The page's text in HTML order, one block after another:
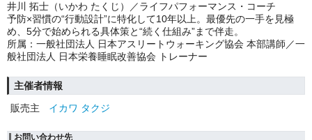
井川 拓士（いかわ たくじ）／ライフパフォーマンス・コーチ
予防×習慣の“行動設計”に特化して10年以上。最優先の一手を見極
め、5分で始められる具体策と“続く仕組み”まで伴走。
所属：一般社団法人 日本アスリートウォーキング協会 本部講師／一
般社団法人 日本栄養睡眠改善協会 トレーナー
主催者情報
販売主
イカワ タクジ
お問い合わせ先